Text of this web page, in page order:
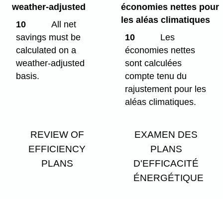
weather-adjusted
10
All net
savings must be
calculated on a
weather-adjusted
basis.
économies nettes pour
les aléas climatiques
10
Les
économies nettes
sont calculées
compte tenu du
rajustement pour les
aléas climatiques.
REVIEW OF
EFFICIENCY
PLANS
EXAMEN DES
PLANS
D'EFFICACITÉ
ÉNERGÉTIQUE